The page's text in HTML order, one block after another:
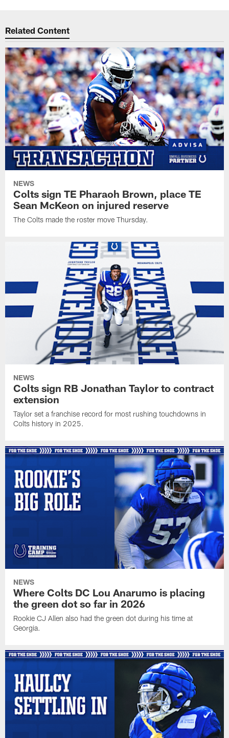
Related Content
NEWS
Colts sign TE Pharaoh Brown, place TE
Sean McKeon on injured reserve
The Colts made the roster move Thursday.
NEWS
Colts sign RB Jonathan Taylor to contract
extension
Taylor set a franchise record for most rushing touchdowns in
Colts history in 2025.
NEWS
Where Colts DC Lou Anarumo is placing
the green dot so far in 2026
Rookie CJ Allen also had the green dot during his time at
Georgia.